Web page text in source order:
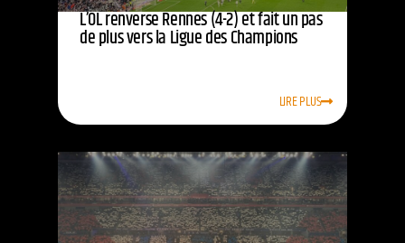
L’OL renverse Rennes (4-2) et fait un pas
de plus vers la Ligue des Champions
LIRE PLUS